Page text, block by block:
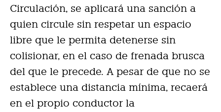
Circulación, se aplicará una sanción a
quien circule sin respetar un espacio
libre que le permita detenerse sin
colisionar, en el caso de frenada brusca
del que le precede. A pesar de que no se
establece una distancia mínima, recaerá
en el propio conductor la